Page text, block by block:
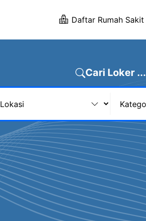
Daftar Rumah Sakit
Cari Loker ...